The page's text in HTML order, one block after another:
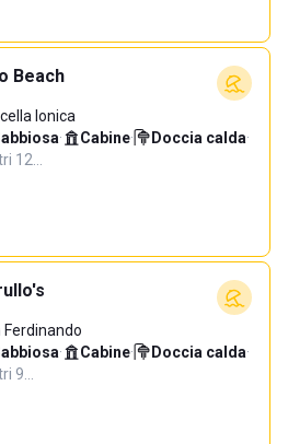
Beach
Ionica
· Cabine· Doccia calda·
12…
Ferdinando
· Cabine· Doccia calda·
9…